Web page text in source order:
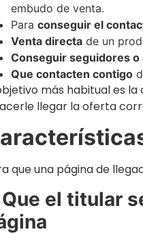
embudo de venta.
Para conseguir el
Venta directa de un
Conseguir seguidores
Que contacten contigo
más habitual es
llegar la oferta
que una página de
Que el titular